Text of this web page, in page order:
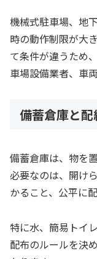
機械式駐車場、地
時の動作制限が大
て条件が違うため
車場設備業者、車
備蓄倉庫と
備蓄倉庫は、物を
必要なのは、開け
かること、公平に
特に水、簡易トイ
配布のルールを決